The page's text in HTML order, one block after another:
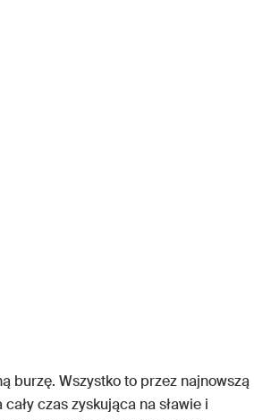
burzę. Wszystko to przez najnowszą
czas zyskująca na sławie i